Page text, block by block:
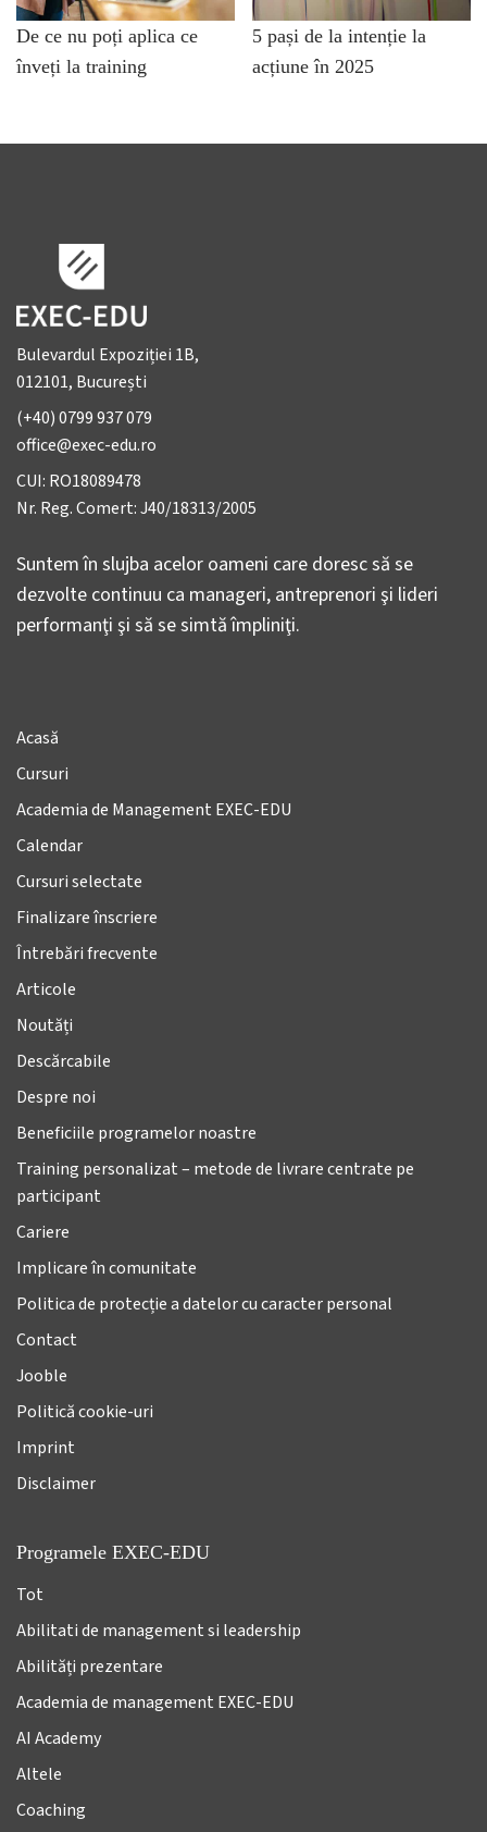
De ce nu poți aplica ce
înveți la training
5 pași de la intenție la
acțiune în 2025
Bulevardul Expoziției 1B,
012101, București
(+40) 0799 937 079
office@exec-edu.ro
CUI: RO18089478
Nr. Reg. Comert: J40/18313/2005
Suntem în slujba acelor oameni care doresc să se
dezvolte continuu ca manageri, antreprenori şi lideri
performanţi şi să se simtă împliniţi.
Acasă
Cursuri
Academia de Management EXEC-EDU
Calendar
Cursuri selectate
Finalizare înscriere
Întrebări frecvente
Articole
Noutăți
Descărcabile
Despre noi
Beneficiile programelor noastre
Training personalizat – metode de livrare centrate pe
participant
Cariere
Implicare în comunitate
Politica de protecție a datelor cu caracter personal
Contact
Jooble
Politică cookie-uri
Imprint
Disclaimer
Programele EXEC-EDU
Tot
Abilitati de management si leadership
Abilități prezentare
Academia de management EXEC-EDU
AI Academy
Altele
Coaching